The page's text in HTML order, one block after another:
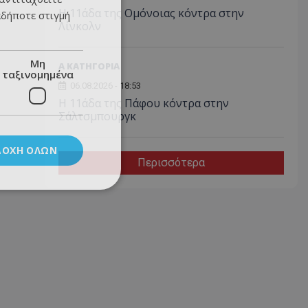
Η 11άδα της Ομόνοιας κόντρα στην
Λίνκολν
06.08.2026 - 18:53
Η 11άδα της Πάφου κόντρα στην
Σάλτσμπουργκ
Περισσότερα
στιγμή
Μη
ταξινομημένα
ΌΛΩΝ